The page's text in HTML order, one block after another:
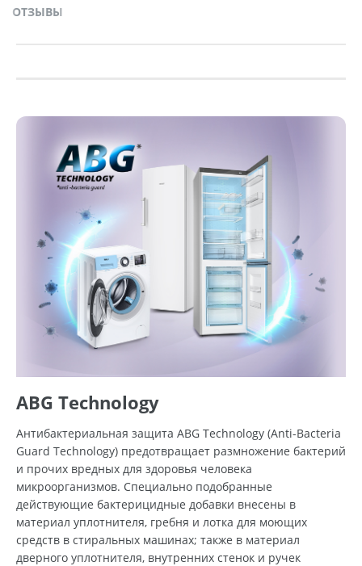
ОТЗЫВЫ
ABG Technology
Антибактериальная защита ABG Technology (Anti-Bacteria
Guard Technology) предотвращает размножение бактерий
и прочих вредных для здоровья человека
микроорганизмов. Специально подобранные
действующие бактерицидные добавки внесены в
материал уплотнителя, гребня и лотка для моющих
средств в стиральных машинах; также в материал
дверного уплотнителя, внутренних стенок и ручек